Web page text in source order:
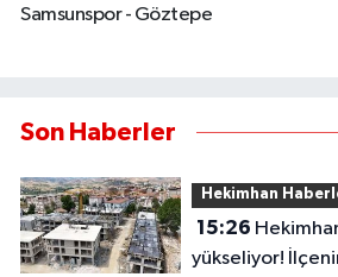
Samsunspor - Göztepe
Son Haberler
Hekimhan
15:26
yükseliyor!